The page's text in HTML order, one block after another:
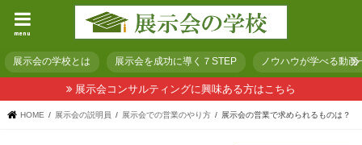
menu
展示会の学校とは 展示会を成功に導く７STEP ノウハウが学べる動画
展示会コンサルティングに興味ある方はこちら
HOME 展示会の説明員 展示会での営業のやり方 展示会の営業で求められるものは？